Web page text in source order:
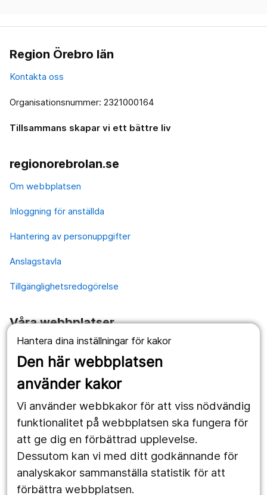
Hantera dina inställningar för kakor
Den här webbplatsen
använder kakor
Vi använder webbkakor för att viss nödvändig
funktionalitet på webbplatsen ska fungera för
att ge dig en förbättrad upplevelse.
Dessutom kan vi med ditt godkännande för
analyskakor sammanställa statistik för att
förbättra webbplatsen.
Region Örebro län
Kontakta oss
Organisationsnummer: 2321000164
Tillsammans skapar vi ett bättre liv
regionorebrolan.se
Om webbplatsen
Inloggning för anställda
Hantering av personuppgifter
Anslagstavla
Tillgänglighetsredogörelse
Våra webbplatser
1177.se
Länstrafiken
Utveckling
Följ oss
Facebook